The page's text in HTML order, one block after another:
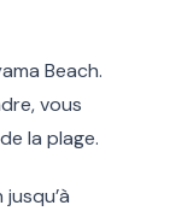
Beach.
vous
la plage.